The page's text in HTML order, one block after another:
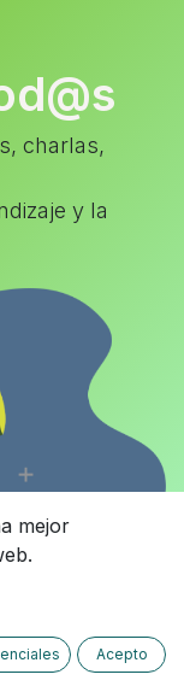
charlas,
y la
mejor
Acepto